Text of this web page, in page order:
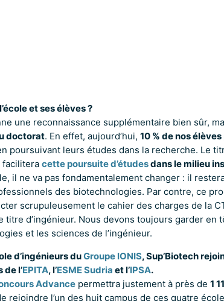
et ses élèves ?
une reconnaissance supplémentaire bien sûr,
doctorat. En effet, aujourd’hui, 10 % de nos
poursuivant leurs études dans la recherche. Le
facilitera cette poursuite d’étudesdans le milieu
il ne va pas fondamentalement changer : il
des biotechnologies. Par contre, ce
scrupuleusement le cahier des charges de la
d’ingénieur. Nous devons toujours garder en
et les sciences de l’ingénieur.
d’ingénieurs duGroupe IONIS, Sup’Biotech
l’EPITA, l’ESME Sudria et l’IPSA.
Advancepermettra justement à près de 1
rejoindre l’un des huit campus de ces quatre